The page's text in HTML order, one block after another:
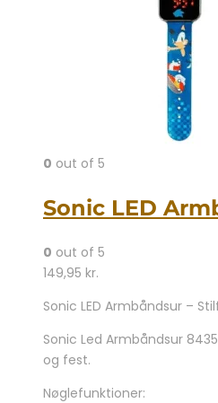
0 out of 5
Sonic LED
0 out of 5
149,95 kr.
Sonic LED Armbåndsur –
Sonic Led Armbåndsur
og fest.
Nøglefunktioner: